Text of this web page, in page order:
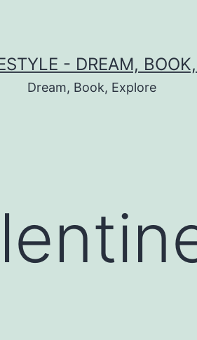
- DREAM,
Dream, Book, Explore